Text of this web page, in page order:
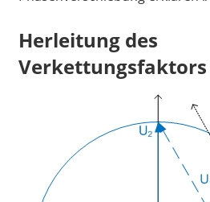
Herleitung des
Verkettungsfaktors